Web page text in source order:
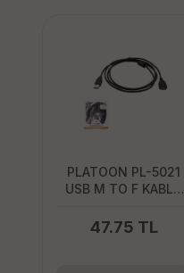
PLATOON PL-5021
USB M TO F KABLO
47.75 TL